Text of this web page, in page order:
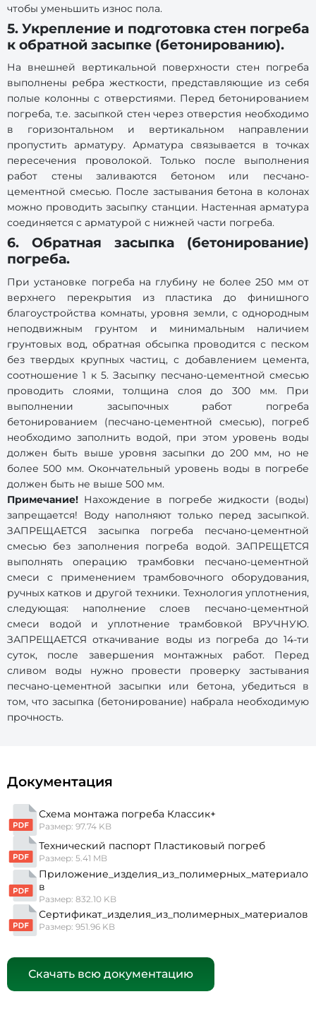
чтобы уменьшить износ пола.
5. Укрепление и подготовка стен погреба
к обратной засыпке (бетонированию).
На внешней вертикальной поверхности стен погреба
выполнены ребра жесткости, представляющие из себя
полые колонны с отверстиями. Перед бетонированием
погреба, т.е. засыпкой стен через отверстия необходимо
в горизонтальном и вертикальном направлении
пропустить арматуру. Арматура связывается в точках
пересечения проволокой. Только после выполнения
работ стены заливаются бетоном или песчано-
цементной смесью. После застывания бетона в колонах
можно проводить засыпку станции. Настенная арматура
соединяется с арматурой с нижней части погреба.
6. Обратная засыпка (бетонирование)
погреба.
При установке погреба на глубину не более 250 мм от
верхнего перекрытия из пластика до финишного
благоустройства комнаты, уровня земли, с однородным
неподвижным грунтом и минимальным наличием
грунтовых вод, обратная обсыпка проводится с песком
без твердых крупных частиц, с добавлением цемента,
соотношение 1 к 5. Засыпку песчано-цементной смесью
проводить слоями, толщина слоя до 300 мм. При
выполнении засыпочных работ погреба
бетонированием (песчано-цементной смесью), погреб
необходимо заполнить водой, при этом уровень воды
должен быть выше уровня засыпки до 200 мм, но не
более 500 мм. Окончательный уровень воды в погребе
должен быть не выше 500 мм.
Примечание! Нахождение в погребе жидкости (воды)
запрещается! Воду наполняют только перед засыпкой.
ЗАПРЕЩАЕТСЯ засыпка погреба песчано-цементной
смесью без заполнения погреба водой. ЗАПРЕЩЕТСЯ
выполнять операцию трамбовки песчано-цементной
смеси с применением трамбовочного оборудования,
ручных катков и другой техники. Технология уплотнения,
следующая: наполнение слоев песчано-цементной
смеси водой и уплотнение трамбовкой ВРУЧНУЮ.
ЗАПРЕЩАЕТСЯ откачивание воды из погреба до 14-ти
суток, после завершения монтажных работ. Перед
сливом воды нужно провести проверку застывания
песчано-цементной засыпки или бетона, убедиться в
том, что засыпка (бетонирование) набрала необходимую
прочность.
Документация
Схема монтажа погреба Классик+
Размер: 97.74 KB
Технический паспорт Пластиковый погреб
Размер: 5.41 MB
Приложение_изделия_из_полимерных_материало
в
Размер: 832.10 KB
Сертификат_изделия_из_полимерных_материалов
Размер: 951.96 KB
Скачать всю документацию